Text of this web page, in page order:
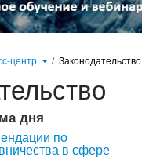
центр / Законодательство
дня
по
в сфере